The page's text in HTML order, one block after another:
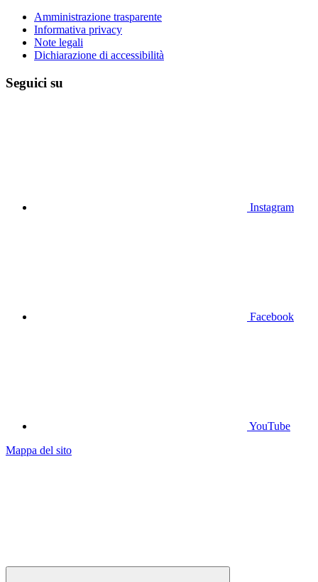
Amministrazione trasparente
Informativa privacy
Note legali
Dichiarazione di accessibilità
Seguici su
Instagram
Facebook
YouTube
Mappa del sito